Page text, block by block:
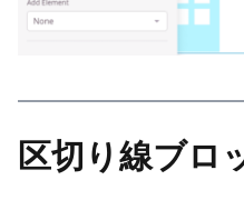
区切り線ブロ